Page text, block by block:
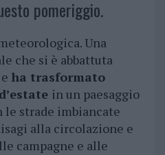
pomeriggio.
Una
che si è abbattuta
ha trasformato
in un paesaggio
le strade imbiancate
alla circolazione e
campagne e alle